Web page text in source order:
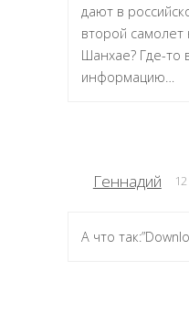
дают в
второй самолет
Шанхае? Где-то
информацию…
Геннадий
А что